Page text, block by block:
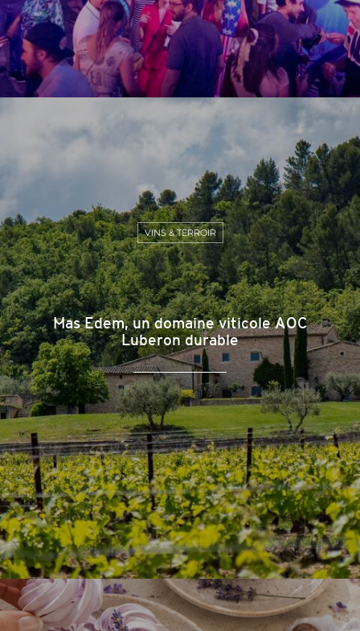
Mas Edem, un domaine viticole AOC
Luberon durable
VINS & TERROIR